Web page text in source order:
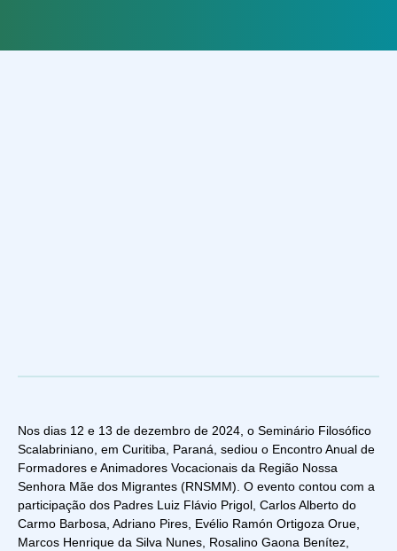
Nos dias 12 e 13 de dezembro de 2024, o Seminário Filosófico
Scalabriniano, em Curitiba, Paraná, sediou o Encontro Anual de
Formadores e Animadores Vocacionais da Região Nossa
Senhora Mãe dos Migrantes (RNSMM). O evento contou com a
participação dos Padres Luiz Flávio Prigol, Carlos Alberto do
Carmo Barbosa, Adriano Pires, Evélio Ramón Ortigoza Orue,
Marcos Henrique da Silva Nunes, Rosalino Gaona Benítez,